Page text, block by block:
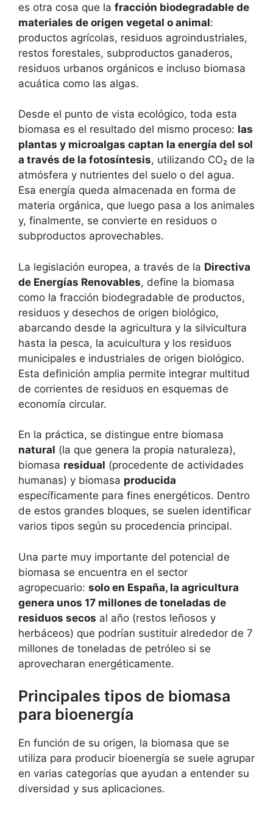
es otra cosa que la fracción biodegradable de
materiales de origen vegetal o animal:
productos agrícolas, residuos agroindustriales,
restos forestales, subproductos ganaderos,
residuos urbanos orgánicos e incluso biomasa
acuática como las algas.
Desde el punto de vista ecológico, toda esta
biomasa es el resultado del mismo proceso: las
plantas y microalgas captan la energía del sol
a través de la fotosíntesis, utilizando CO₂ de la
atmósfera y nutrientes del suelo o del agua.
Esa energía queda almacenada en forma de
materia orgánica, que luego pasa a los animales
y, finalmente, se convierte en residuos o
subproductos aprovechables.
La legislación europea, a través de la Directiva
de Energías Renovables, define la biomasa
como la fracción biodegradable de productos,
residuos y desechos de origen biológico,
abarcando desde la agricultura y la silvicultura
hasta la pesca, la acuicultura y los residuos
municipales e industriales de origen biológico.
Esta definición amplia permite integrar multitud
de corrientes de residuos en esquemas de
economía circular.
En la práctica, se distingue entre biomasa
natural (la que genera la propia naturaleza),
biomasa residual (procedente de actividades
humanas) y biomasa producida
específicamente para fines energéticos. Dentro
de estos grandes bloques, se suelen identificar
varios tipos según su procedencia principal.
Una parte muy importante del potencial de
biomasa se encuentra en el sector
agropecuario: solo en España, la agricultura
genera unos 17 millones de toneladas de
residuos secos al año (restos leñosos y
herbáceos) que podrían sustituir alrededor de 7
millones de toneladas de petróleo si se
aprovecharan energéticamente.
Principales tipos de biomasa
para bioenergía
En función de su origen, la biomasa que se
utiliza para producir bioenergía se suele agrupar
en varias categorías que ayudan a entender su
diversidad y sus aplicaciones.